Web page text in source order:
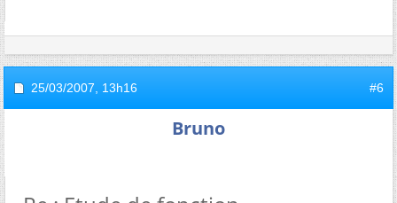
25/03/2007, 13h16 #6
Bruno